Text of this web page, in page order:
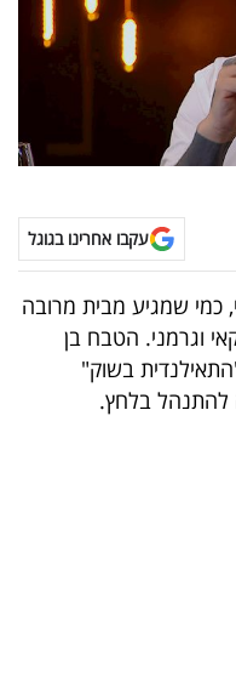
עקבו אחרינו בגוגל
כמי שמגיע מבית מרובה
וגרמני. הטבח בן
בשוק"
להתנהל בלחץ.